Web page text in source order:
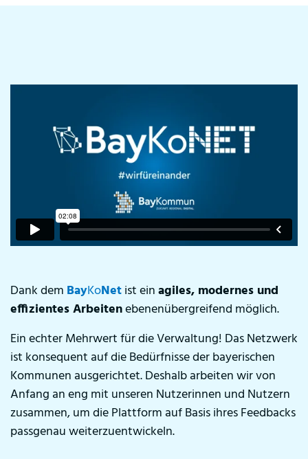
Dank dem BayKoNetist einagiles, modernes und
effizientes Arbeitenebenenübergreifend möglich.
Ein echter Mehrwert für die Verwaltung! Das Netzwerk
ist konsequent auf die Bedürfnisse der bayerischen
Kommunen ausgerichtet. Deshalb arbeiten wir von
Anfang an eng mit unseren Nutzerinnen und Nutzern
zusammen, um die Plattform auf Basis ihres Feedbacks
passgenau weiterzuentwickeln.